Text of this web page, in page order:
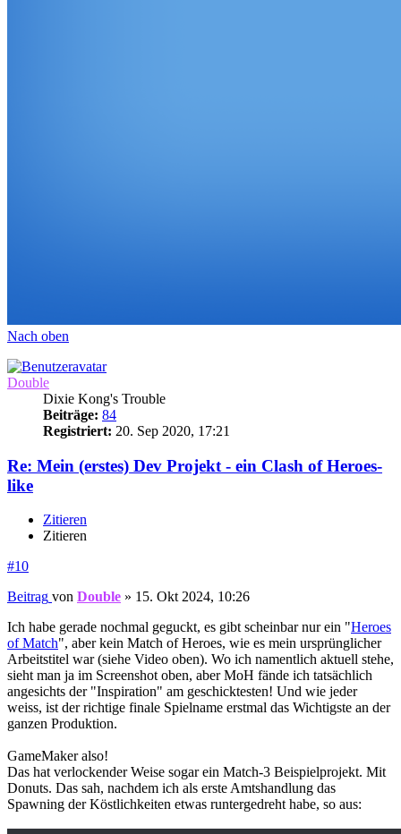
Nach oben
Double
Dixie Kong's Trouble
Beiträge: 84
Registriert: 20. Sep 2020, 17:21
Re: Mein (erstes) Dev Projekt - ein Clash of Heroes-
like
Zitieren
Zitieren
#10
Beitrag von Double » 15. Okt 2024, 10:26
Ich habe gerade nochmal geguckt, es gibt scheinbar nur ein "Heroes
of Match", aber kein Match of Heroes, wie es mein ursprünglicher
Arbeitstitel war (siehe Video oben). Wo ich namentlich aktuell stehe,
sieht man ja im Screenshot oben, aber MoH fände ich tatsächlich
angesichts der "Inspiration" am geschicktesten! Und wie jeder
weiss, ist der richtige finale Spielname erstmal das Wichtigste an der
ganzen Produktion.
GameMaker also!
Das hat verlockender Weise sogar ein Match-3 Beispielprojekt. Mit
Donuts. Das sah, nachdem ich als erste Amtshandlung das
Spawning der Köstlichkeiten etwas runtergedreht habe, so aus: